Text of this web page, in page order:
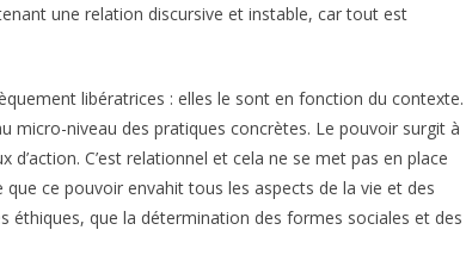
une relation discursive et instable, car tout est
libératrices : elles le sont en fonction du contexte.
micro-niveau des pratiques concrètes. Le pouvoir surgit à
C’est relationnel et cela ne se met pas en place
que ce pouvoir envahit tous les aspects de la vie et des
que la détermination des formes sociales et des